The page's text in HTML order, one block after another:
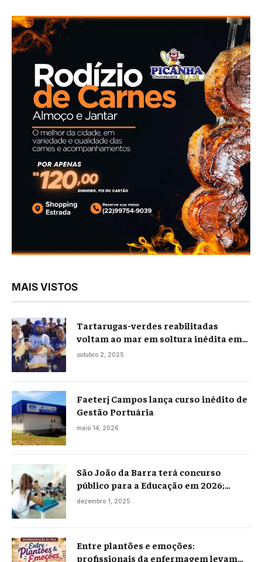
MAIS VISTOS
Tartarugas-verdes reabilitadas
voltam ao mar em soltura inédita em
Praia Seca
outubro 2, 2025
Faeterj Campos lança curso inédito de
Gestão Portuária
maio 14, 2026
São João da Barra terá concurso
público para a Educação em 2026;
projeto já está na Câmara
dezembro 1, 2025
Entre plantões e emoções:
profissionais da enfermagem levam